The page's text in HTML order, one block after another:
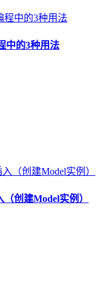
中的3种用法
创建Model实例）